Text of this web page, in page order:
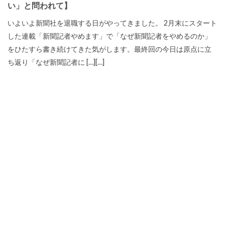
い」と問われて】
いよいよ新聞社を退職する日がやってきました。 2月末にスタート
した連載「新聞記者やめます」で「なぜ新聞記者をやめるのか」
をひたすら書き続けてきた気がします。最終回の今日は原点に立
ち返り「なぜ新聞記者に […][…]